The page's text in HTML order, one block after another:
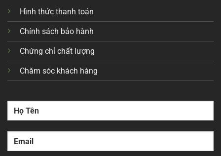
Hình thức thanh toán
Chính sách bảo hành
Chứng chỉ chất lượng
Chăm sóc khách hàng